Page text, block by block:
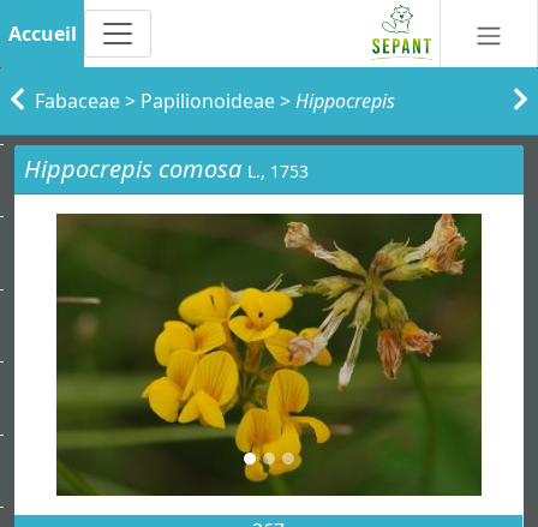
Accueil
Fabaceae> Papilionoideae>Hippocrepis
Hippocrepis comosa L., 1753